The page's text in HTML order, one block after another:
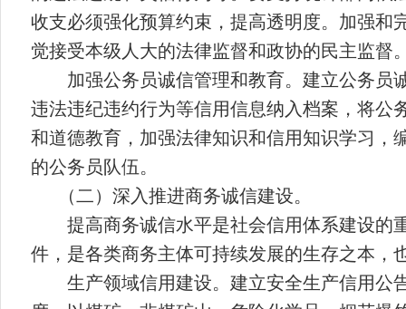
收支必须强化预算约束，提高透明度。加强和
觉接受本级人大的法律监督和政协的民主监督
加强公务员诚信管理和教育。建立公务员
违法违纪违约行为等信用信息纳入档案，将公
和道德教育，加强法律知识和信用知识学习，
的公务员队伍。
（二）深入推进商务诚信建设。
提高商务诚信水平是社会信用体系建设的
件，是各类商务主体可持续发展的生存之本，
生产领域信用建设。建立安全生产信用公